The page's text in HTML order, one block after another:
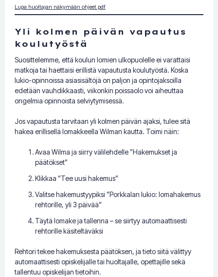
Lupa huoltajan näkymään ohjeet.pdf
Yli kolmen päivän vapautus
koulutyöstä
Suosittelemme, että koulun lomien ulkopuolelle ei varattaisi
matkoja tai haettaisi erillistä vapautusta koulutyöstä. Koska
lukio-opinnoissa asiasisältöjä on paljon ja opintojaksoilla
edetään vauhdikkaasti, viikonkin poissaolo voi aiheuttaa
ongelmia opinnoista selviytymisessä.
Jos vapautusta tarvitaan yli kolmen päivän ajaksi, tulee sitä
hakea erillisellä lomakkeella Wilman kautta. Toimi näin:
Avaa Wilma ja siirry välilehdelle ”Hakemukset ja
päätökset”
Klikkaa ”Tee uusi hakemus”
Valitse hakemustyypiksi ”Porkkalan lukio: lomahakemus
rehtorille, yli 3 päivää”
Täytä lomake ja tallenna – se siirtyy automaattisesti
rehtorille käsiteltäväksi
Rehtori tekee hakemuksesta päätöksen, ja tieto siitä välittyy
automaattisesti opiskelijalle tai huoltajalle, opettajille sekä
tallentuu opiskelijan tietoihin.